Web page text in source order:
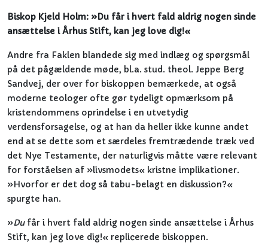
Biskop Kjeld Holm: »Du får i hvert fald aldrig nogen sinde
ansættelse i Århus Stift, kan jeg love dig!«
Andre fra Faklen blandede sig med indlæg og spørgsmål
på det pågældende møde, bl.a. stud. theol. Jeppe Berg
Sandvej, der over for biskoppen bemærkede, at også
moderne teologer ofte gør tydeligt opmærksom på
kristendommens oprindelse i en utvetydig
verdensforsagelse, og at han da heller ikke kunne andet
end at se dette som et særdeles fremtrædende træk ved
det Nye Testamente, der naturligvis måtte være relevant
for forståelsen af »livsmodets« kristne implikationer.
»Hvorfor er det dog så tabu-belagt en diskussion?«
spurgte han.
»Dufår i hvert fald aldrig nogen sinde ansættelse i Århus
Stift, kan jeg love dig!« replicerede biskoppen.